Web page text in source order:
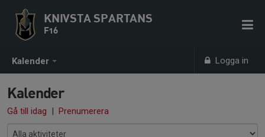
Kalender Logga in
KNIVSTA SPARTANS
F16
Kalender
Gå till idag | Prenumerera